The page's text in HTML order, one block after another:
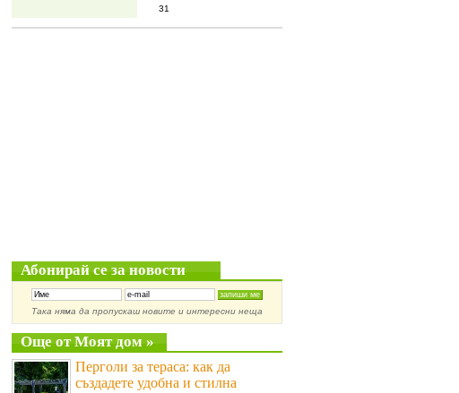
31
Абонирай се за новости
Така няма да пропускаш новите и интересни неща
Още от Моят дом »
Перголи за тераса: как да
създадете удобна и стилна